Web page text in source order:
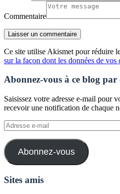
Commentaire
Ce site utilise Akismet pour réduire
sur la façon dont les données de vos
Abonnez-vous à ce blog par
Saisissez votre adresse e-mail pour
recevoir une notification de chaque
Adresse
e-
mail
Abonnez-vous
Sites amis